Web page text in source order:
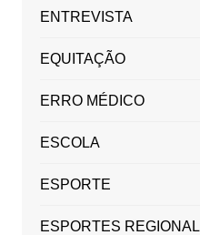
ENTREVISTA
EQUITAÇÃO
ERRO MÉDICO
ESCOLA
ESPORTE
ESPORTES REGIONAL